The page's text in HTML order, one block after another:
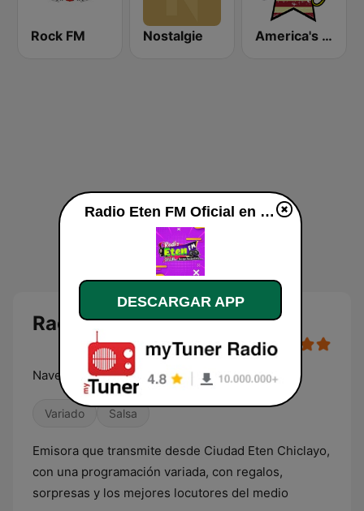
Rock FM Nostalgie America's Country
Radio Eten FM Oficial
Navega tus sentidos
Variado Salsa
Emisora que transmite desde Ciudad Eten Chiclayo,
con una programación variada, con regalos,
sorpresas y los mejores locutores del medio
Radio Eten FM Oficial en vivo
DESCARGAR APP